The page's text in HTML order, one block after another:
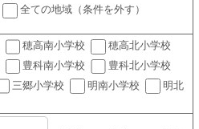
全ての地域（条件を外す）
穂高南小学校
穂高北小学校
豊科南小学校
豊科北小学校
三郷小学校 明南小学校
明北